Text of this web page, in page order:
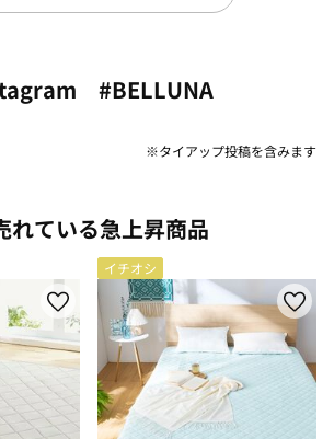
#BELLUNA
※タイアップ投稿を含みます
れている急上昇商品
イチオシ